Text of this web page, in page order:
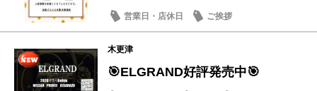
営業日・店休日 ご挨拶
木更津
🎯ELGRAND好評発売中🎯